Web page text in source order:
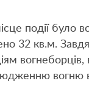
події було
32 кв.м.
вогнеборців,
вогню